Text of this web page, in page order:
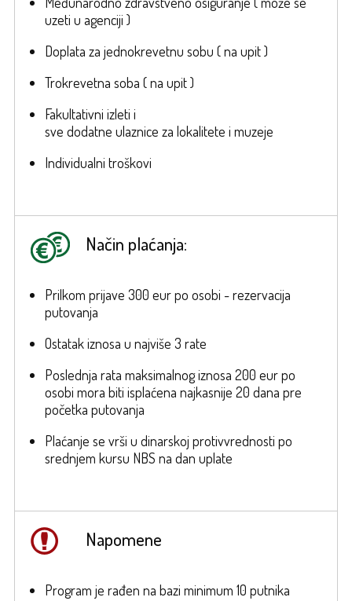
uzeti u agenciji )
Doplata za jednokrevetnu sobu ( na upit )
Trokrevetna soba ( na upit )
Fakultativni izleti i
sve dodatne ulaznice za lokalitete i muzeje
Individualni troškovi
Način plaćanja:
Prilkom prijave 300 eur po osobi - rezervacija
putovanja
Ostatak iznosa u najviše 3 rate
Poslednja rata maksimalnog iznosa 200 eur po
osobi mora biti isplaćena najkasnije 20 dana pre
početka putovanja
Plaćanje se vrši u dinarskoj protivvrednosti po
srednjem kursu NBS na dan uplate
Napomene
Program je rađen na bazi minimum 10 putnika